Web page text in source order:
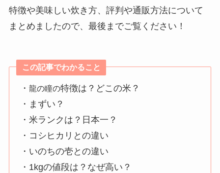
特徴や美味しい炊き方、評判や通販方法について
まとめましたので、最後までご覧ください！
この記事でわかること
・龍の瞳の特徴は？どこの米？
・まずい？
・米ランクは？日本一？
・コシヒカリとの違い
・いのちの壱との違い
・1kgの値段は？なぜ高い？